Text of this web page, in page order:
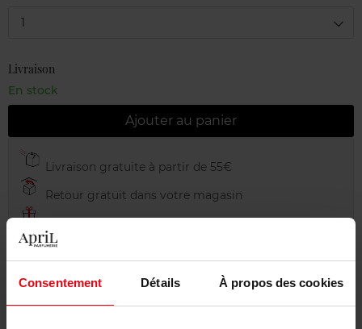
Consentement Détails À propos des cookies
1
Livraison
En stock
Ajouter au panier
Livraison gratuite à partir de 55€
Retour gratuit dans votre magasin